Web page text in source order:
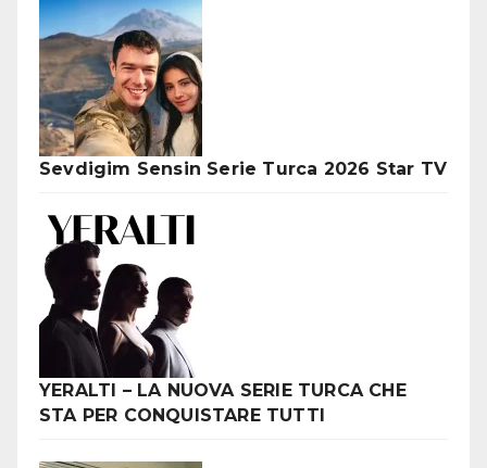
Sevdigim Sensin Serie Turca 2026 Star TV
YERALTI – LA NUOVA SERIE TURCA CHE
STA PER CONQUISTARE TUTTI